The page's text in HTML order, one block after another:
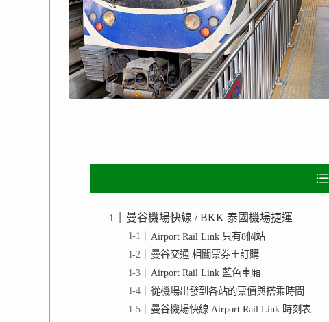
曼谷機場快線 / BKK 泰國機場捷運
Airport Rail Link 只有8個站
曼谷交通 相關票券＋訂購
Airport Rail Link 藍色車廂
從機場出發到各站的票價與搭乘時間
曼谷機場快線 Airport Rail Link 時刻表